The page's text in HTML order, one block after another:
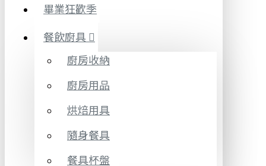
畢業狂歡季
餐飲廚具
廚房收納
廚房用品
烘焙用具
隨身餐具
餐具杯盤